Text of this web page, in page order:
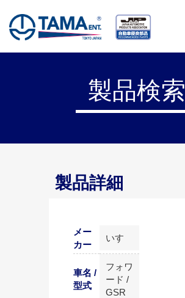
製品検索
製品詳細
メー
カー
いすゞ
車名 /
型式
フォワ
ード /
GSR